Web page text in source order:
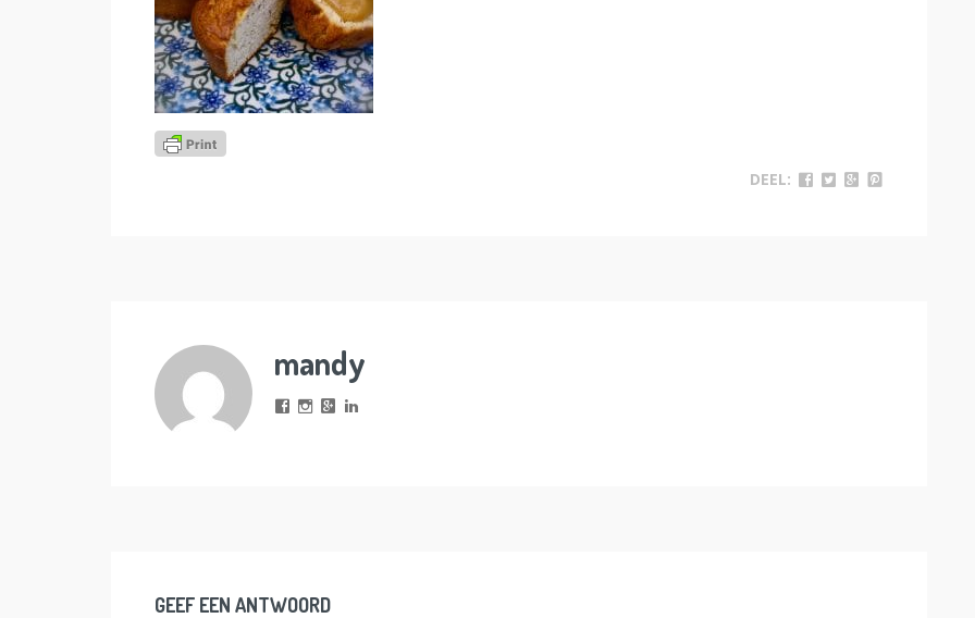
DEEL:
mandy
GEEF EEN ANTWOORD